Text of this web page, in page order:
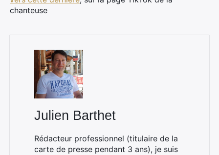
chanteuse
Julien Barthet
Rédacteur professionnel (titulaire de la
carte de presse pendant 3 ans), je suis
Rechercher